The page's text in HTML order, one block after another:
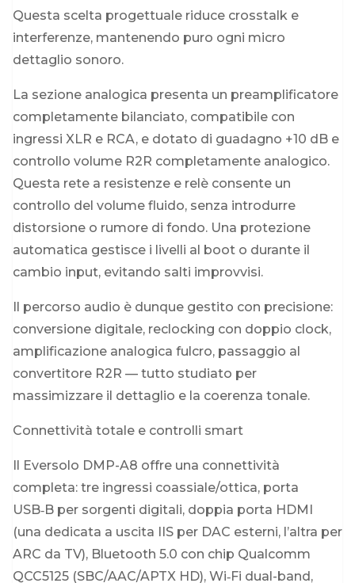
Questa scelta progettuale riduce crosstalk e
interferenze, mantenendo puro ogni micro
dettaglio sonoro.
La sezione analogica presenta un preamplificatore
completamente bilanciato, compatibile con
ingressi XLR e RCA, e dotato di guadagno +10 dB e
controllo volume R2R completamente analogico.
Questa rete a resistenze e relè consente un
controllo del volume fluido, senza introdurre
distorsione o rumore di fondo. Una protezione
automatica gestisce i livelli al boot o durante il
cambio input, evitando salti improvvisi.
Il percorso audio è dunque gestito con precisione:
conversione digitale, reclocking con doppio clock,
amplificazione analogica fulcro, passaggio al
convertitore R2R — tutto studiato per
massimizzare il dettaglio e la coerenza tonale.
Connettività totale e controlli smart
Il Eversolo DMP-A8 offre una connettività
completa: tre ingressi coassiale/ottica, porta
USB‑B per sorgenti digitali, doppia porta HDMI
(una dedicata a uscita IIS per DAC esterni, l’altra per
ARC da TV), Bluetooth 5.0 con chip Qualcomm
QCC5125 (SBC/AAC/APTX HD), Wi‑Fi dual-band,